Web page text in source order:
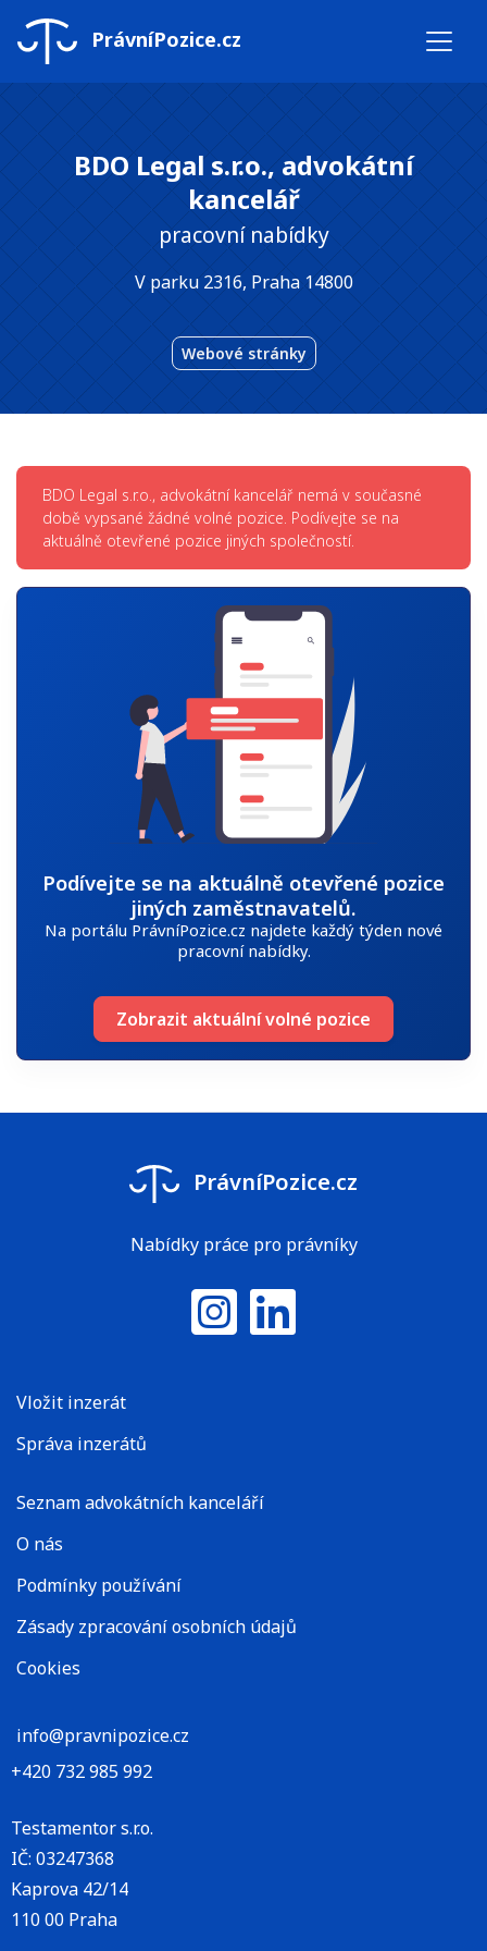
PrávníPozice.cz
BDO Legal s.r.o., advokátní
kancelář
pracovní nabídky
V parku 2316, Praha 14800
Webové stránky
BDO Legal s.r.o., advokátní kancelář nemá v současné
době vypsané žádné volné pozice. Podívejte se na
aktuálně otevřené pozice jiných společností.
Podívejte se na aktuálně otevřené pozice
jiných zaměstnavatelů.
Na portálu PrávníPozice.cz najdete každý týden nové
pracovní nabídky.
Zobrazit aktuální volné pozice
PrávníPozice.cz
Nabídky práce pro právníky
InstagramLinkedIn
Vložit inzerát
Správa inzerátů
Seznam advokátních kanceláří
O nás
Podmínky používání
Zásady zpracování osobních údajů
Cookies
info@pravnipozice.cz
+420 732 985 992
Testamentor s.r.o.
IČ: 03247368
Kaprova 42/14
110 00 Praha